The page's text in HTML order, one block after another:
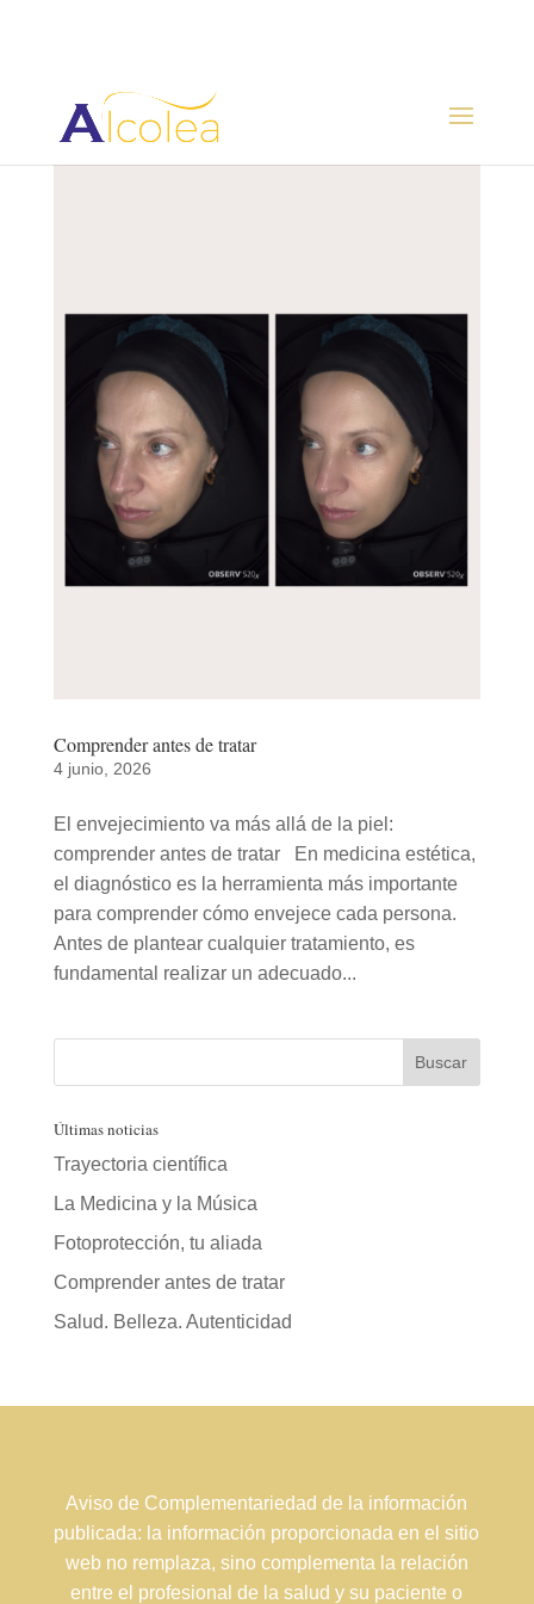
Comprender antes de tratar
4 junio, 2026
El envejecimiento va más allá de la piel:
comprender antes de tratar En medicina estética,
el diagnóstico es la herramienta más importante
para comprender cómo envejece cada persona.
Antes de plantear cualquier tratamiento, es
fundamental realizar un adecuado...
Últimas noticias
Trayectoria científica
La Medicina y la Música
Fotoprotección, tu aliada
Comprender antes de tratar
Salud. Belleza. Autenticidad
Aviso de Complementariedad de la información
publicada: la información proporcionada en el sitio
web no remplaza, sino complementa la relación
entre el profesional de la salud y su paciente o